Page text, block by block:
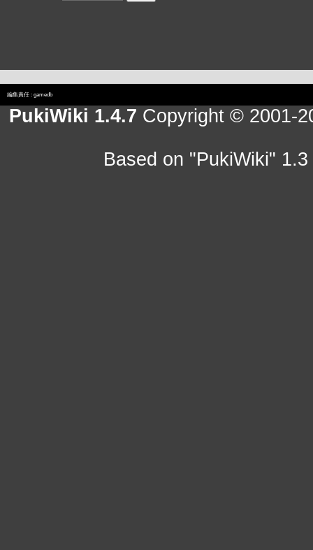
編集責任 : gamedb
PukiWiki 1.4.7 Copyright © 2001-
Based on "PukiWiki"